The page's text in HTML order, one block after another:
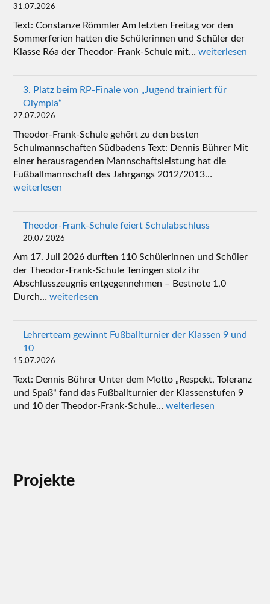
31.07.2026
Text: Constanze Römmler Am letzten Freitag vor den
Sommerferien hatten die Schülerinnen und Schüler der
Klasse R6a der Theodor-Frank-Schule mit…weiterlesen
3. Platz beim RP-Finale von „Jugend trainiert für
Olympia“
27.07.2026
Theodor-Frank-Schule gehört zu den besten
Schulmannschaften Südbadens Text: Dennis Bührer Mit
einer herausragenden Mannschaftsleistung hat die
Fußballmannschaft des Jahrgangs 2012/2013…
weiterlesen
Theodor-Frank-Schule feiert Schulabschluss
20.07.2026
Am 17. Juli 2026 durften 110 Schülerinnen und Schüler
der Theodor-Frank-Schule Teningen stolz ihr
Abschlusszeugnis entgegennehmen – Bestnote 1,0
Durch…weiterlesen
Lehrerteam gewinnt Fußballturnier der Klassen 9 und
10
15.07.2026
Text: Dennis Bührer Unter dem Motto „Respekt, Toleranz
und Spaß“ fand das Fußballturnier der Klassenstufen 9
und 10 der Theodor-Frank-Schule…weiterlesen
Projekte